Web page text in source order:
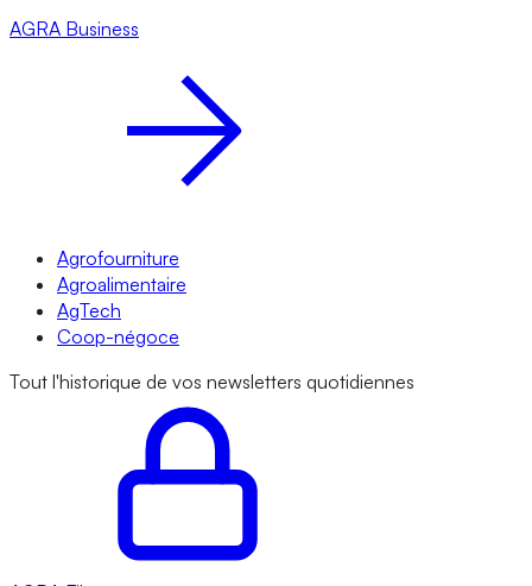
AGRA Business
Agrofourniture
Agroalimentaire
AgTech
Coop-négoce
Tout l'historique de vos newsletters quotidiennes